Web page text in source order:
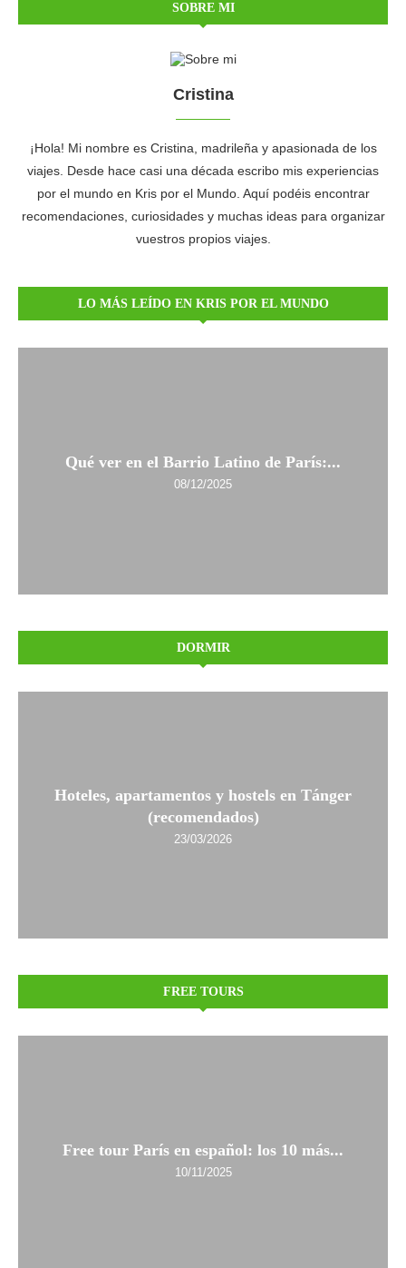
SOBRE MI
Cristina
¡Hola! Mi nombre es Cristina, madrileña y apasionada de los
viajes. Desde hace casi una década escribo mis experiencias
por el mundo en Kris por el Mundo. Aquí podéis encontrar
recomendaciones, curiosidades y muchas ideas para organizar
vuestros propios viajes.
LO MÁS LEÍDO EN KRIS POR EL MUNDO
Qué ver en el Barrio Latino de París:...
08/12/2025
DORMIR
Hoteles, apartamentos y hostels en Tánger
(recomendados)
23/03/2026
FREE TOURS
Free tour París en español: los 10 más...
10/11/2025